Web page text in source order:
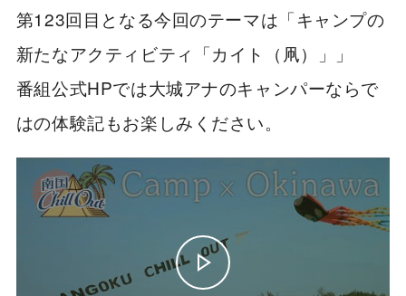
第123回目となる今回のテーマは「キャンプの
新たなアクティビティ「カイト（凧）」」
番組公式HPでは大城アナのキャンパーならで
はの体験記もお楽しみください。